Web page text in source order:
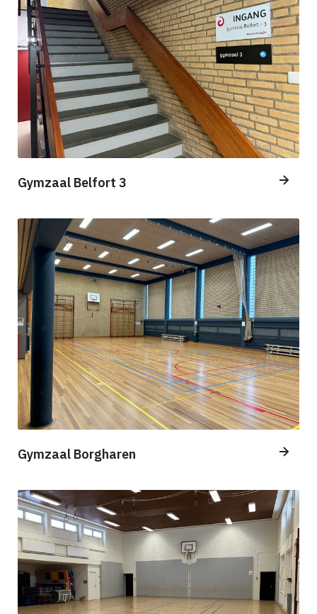
Gymzaal Belfort 3
Gymzaal Borgharen